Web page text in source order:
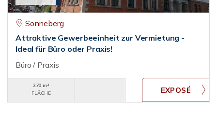
Sonneberg
Attraktive Gewerbeeinheit zur Vermietung -
Ideal für Büro oder Praxis!
Büro / Praxis
270 m²
FLÄCHE